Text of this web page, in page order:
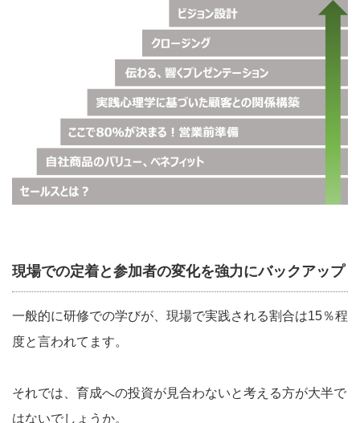
現場での定着と参加者の変化を強力にバックアップ
一般的に研修での学びが、現場で実践される割合は15％程
度と言われてます。
それでは、育成への投資が見合わないと考える方が大半で
はないでしょうか。